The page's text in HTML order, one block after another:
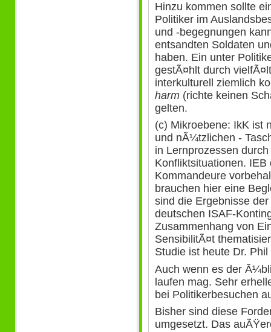
Hinzu kommen sollte
Politiker im
und -begegnungen
entsandten Soldaten
haben. Ein unter
gestÃ¤hlt durch
interkulturell ziemlich
harm (richte keinen
gelten.
(c) Mikroebene: IkK ist
und nÃ¼tzlichen -
in Lernprozessen
Konfliktsituationen.
Kommandeure
brauchen hier eine
sind die Ergebnisse
deutschen ISAF-
Zusammenhang von
SensibilitÃ¤t
Studie ist heute Dr.
Auch wenn es der
laufen mag. Sehr
bei Politikerbesuchen
Bisher sind diese
umgesetzt. Das